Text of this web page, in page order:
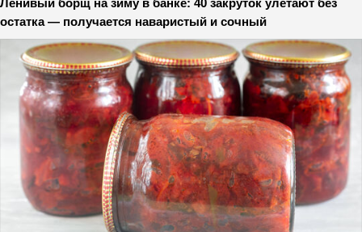
Ленивый борщ на зиму в банке: 40 закруток улетают без
остатка — получается наваристый и сочный